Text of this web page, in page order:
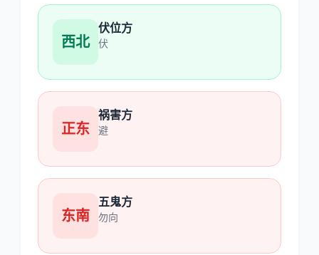
西北
伏位方
伏
正东
祸害方
避
东南
五鬼方
勿向